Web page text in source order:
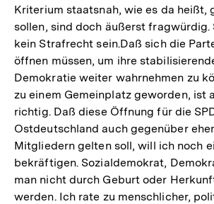
Kriterium staatsnah, wie es da heißt,
sollen, sind doch äußerst
kein Strafrecht sein.Daß sich die
öffnen müssen, um ihre
Demokratie weiter wahrnehmen zu
zu einem Gemeinplatz geworden, ist
richtig. Daß diese Öffnung für die
Ostdeutschland auch gegenüber
Mitgliedern gelten soll, will ich noch
bekräftigen. Sozialdemokrat,
man nicht durch Geburt oder
werden. Ich rate zu menschlicher,